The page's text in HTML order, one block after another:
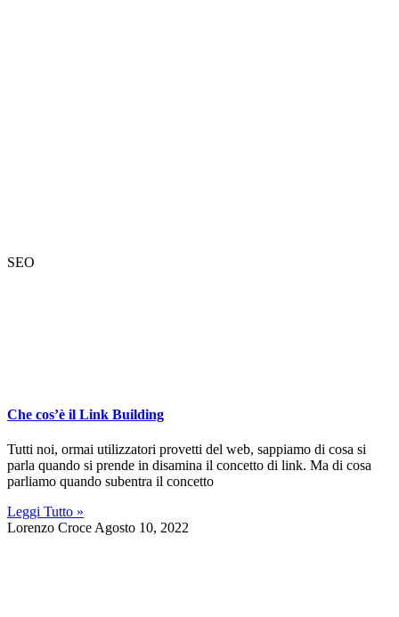
SEO
Che cos’è il Link Building
Tutti noi, ormai utilizzatori provetti del web, sappiamo di cosa si
parla quando si prende in disamina il concetto di link. Ma di cosa
parliamo quando subentra il concetto
Leggi Tutto »
Lorenzo CroceAgosto 10, 2022